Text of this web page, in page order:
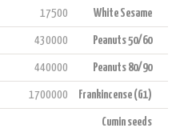
White Sesame
17500
Peanuts 50/60
430000
Peanuts 80/90
440000
Frankincense (G1)
1700000
Cumin seeds